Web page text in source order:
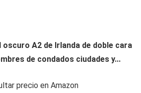
oscuro A2 de Irlanda de doble cara
de condados ciudades y...
precio en Amazon